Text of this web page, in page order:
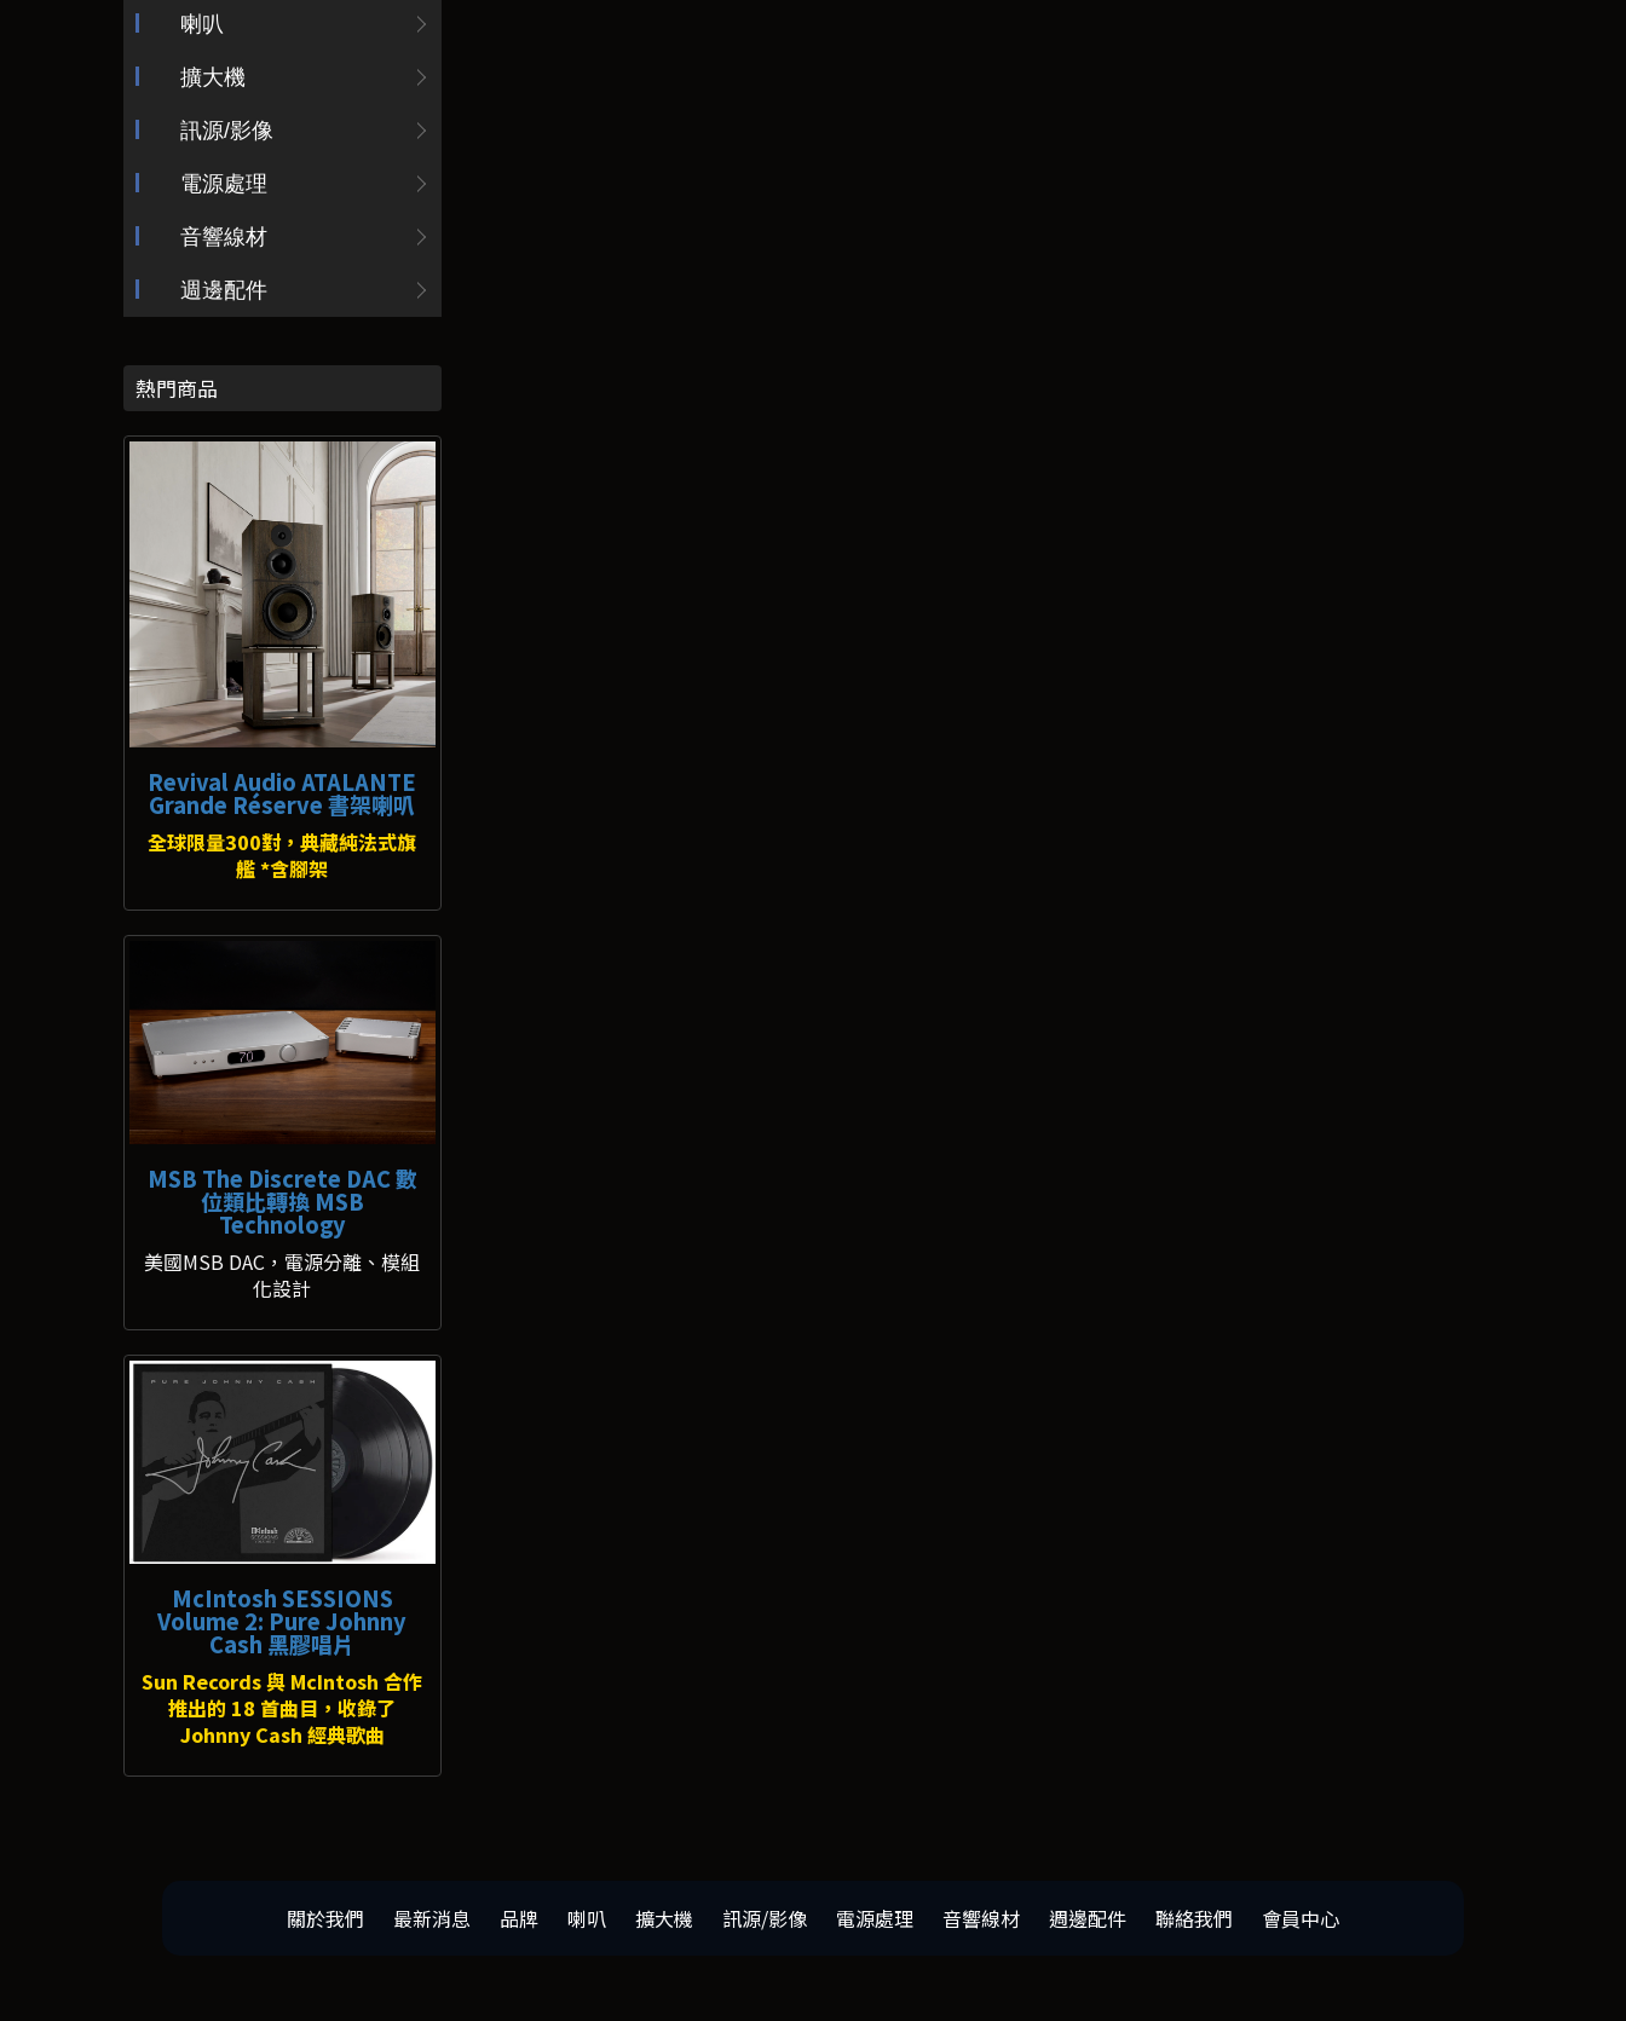
喇叭
擴大機
訊源/影像
電源處理
音響線材
週邊配件
熱門商品
Revival Audio ATALANTE
Grande Réserve 書架喇叭
全球限量300對，典藏純法式旗
艦 *含腳架
MSB The Discrete DAC 數
位類比轉換 MSB
Technology
美國MSB DAC，電源分離、模組
化設計
McIntosh SESSIONS
Volume 2: Pure Johnny
Cash 黑膠唱片
Sun Records 與 McIntosh 合作
推出的 18 首曲目，收錄了
Johnny Cash 經典歌曲
關於我們 最新消息 品牌 喇叭 擴大機 訊源/影像 電源處理 音響線材 週邊配件 聯絡我們 會員中心